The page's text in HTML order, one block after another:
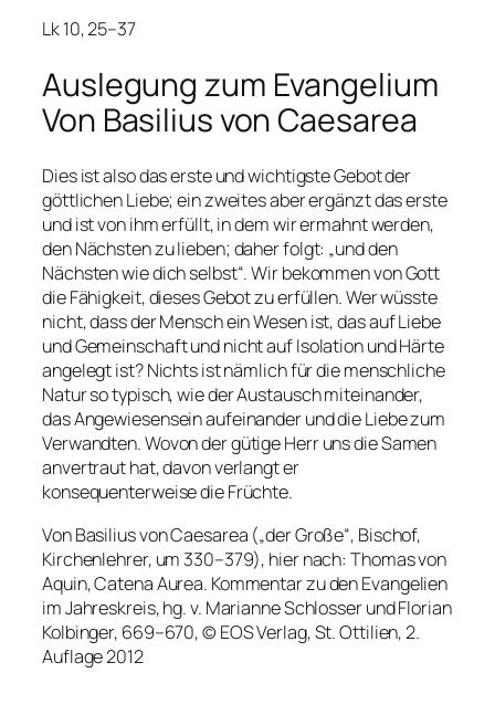
Lk 10, 25–37
Auslegung zum Evangelium
Von Basilius von Caesarea
Dies ist also das erste und wichtigste Gebot der
göttlichen Liebe; ein zweites aber ergänzt das erste
und ist von ihm erfüllt, in dem wir ermahnt werden,
den Nächsten zu lieben; daher folgt: „und den
Nächsten wie dich selbst“. Wir bekommen von Gott
die Fähigkeit, dieses Gebot zu erfüllen. Wer wüsste
nicht, dass der Mensch ein Wesen ist, das auf Liebe
und Gemeinschaft und nicht auf Isolation und Härte
angelegt ist? Nichts ist nämlich für die menschliche
Natur so typisch, wie der Austausch miteinander,
das Angewiesensein aufeinander und die Liebe zum
Verwandten. Wovon der gütige Herr uns die Samen
anvertraut hat, davon verlangt er
konsequenterweise die Früchte.
Von Basilius von Caesarea („der Große“, Bischof,
Kirchenlehrer, um 330–379), hier nach: Thomas von
Aquin, Catena Aurea. Kommentar zu den Evangelien
im Jahreskreis, hg. v. Marianne Schlosser und Florian
Kolbinger, 669–670, © EOS Verlag, St. Ottilien, 2.
Auflage 2012